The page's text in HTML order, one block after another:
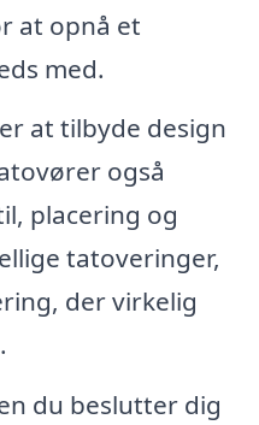
at opnå et
med.
at tilbyde design
også
placering og
tatoveringer,
der virkelig
du beslutter dig